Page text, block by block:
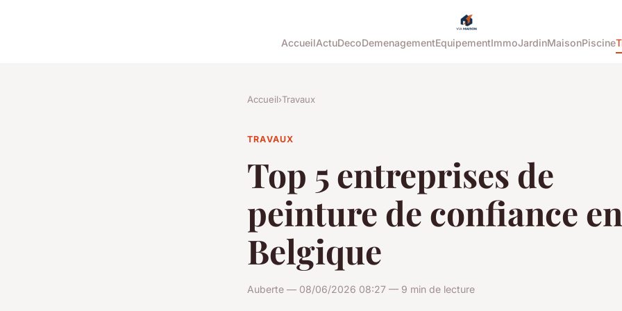
AccueilActuDecoDemenagementEquipementImmoJardinMaisonPiscine
Accueil›Travaux
TRAVAUX
Top 5 entreprises de
peinture de confiance en
Belgique
Auberte — 08/06/2026 08:27 — 9 min de lecture